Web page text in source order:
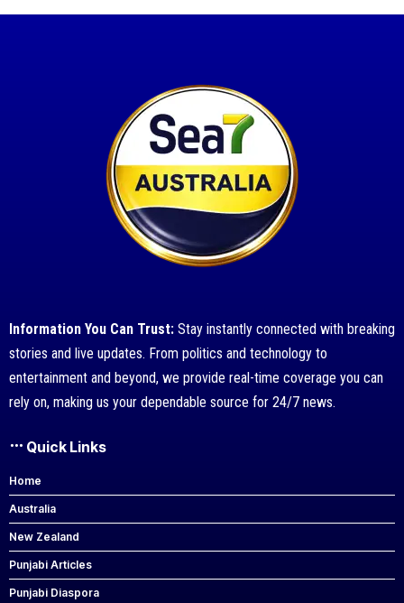
Information You Can Trust: Stay instantly connected with breaking
stories and live updates. From politics and technology to
entertainment and beyond, we provide real-time coverage you can
rely on, making us your dependable source for 24/7 news.
Quick Links
Home
Australia
New Zealand
Punjabi Articles
Punjabi Diaspora